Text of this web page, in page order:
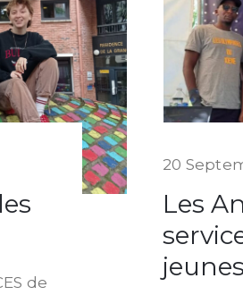
de
20
Les